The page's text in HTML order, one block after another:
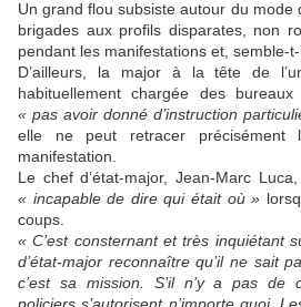
Un grand flou subsiste autour du mode
brigades aux profils disparates, non
pendant les manifestations et, semble-
D’ailleurs, la major à la tête de
habituellement chargée des
« pas avoir donné d’instruction
elle ne peut retracer
manifestation.
Le chef d’état-major, Jean-Marc
« incapable de dire qui était où »
coups.
« C’est consternant et très inquiétant
d’état-major reconnaître qu’il ne sait
c’est sa mission. S’il n’y a pas de